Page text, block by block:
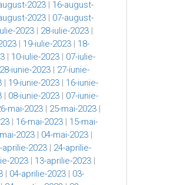
2023 | 16-august-
2023 | 07-august-
2023 | 28-iulie-2023 |
| 19-iulie-2023 | 18-
| 10-iulie-2023 | 07-iulie-
28-iunie-2023 | 27-iunie-
| 19-iunie-2023 | 16-iunie-
| 08-iunie-2023 | 07-iunie-
mai-2023 | 25-mai-2023 |
| 16-mai-2023 | 15-mai-
2023 | 04-mai-2023 |
aprilie-2023 | 24-aprilie-
2023 | 13-aprilie-2023 |
| 04-aprilie-2023 | 03-